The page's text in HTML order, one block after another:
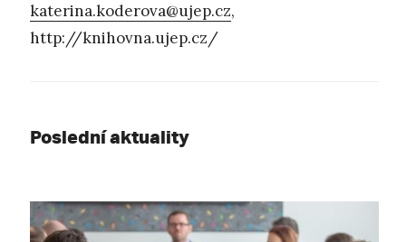
katerina.koderova@ujep.cz,
http://knihovna.ujep.cz/
Poslední aktuality